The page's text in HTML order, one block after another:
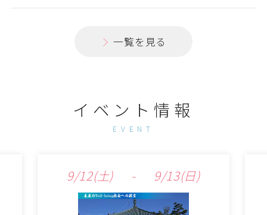
一覧を見る
イベント情報
EVENT
9/12(土) - 9/13(日)